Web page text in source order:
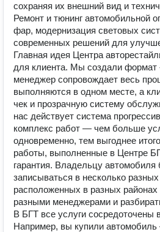
сохраняя их внешний вид и
Ремонт и тюнинг автомобильной
фар, модернизация световых
современных решений для
Главная идея Центра
для клиента. Мы создали формат
менеджер сопровождает весь
выполняются в одном месте, а
чек и прозрачную систему
нас действует система
комплекс работ — чем больше
одновременно, тем выгоднее
работы, выполненные в Центре
гарантия. Владельцу
записываться в несколько
расположенных в разных районах
разными менеджерами и
В БГТ все услуги сосредоточены
Например, вы купили